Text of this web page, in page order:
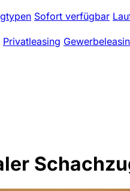
Sofort verfügbar
Privatleasing